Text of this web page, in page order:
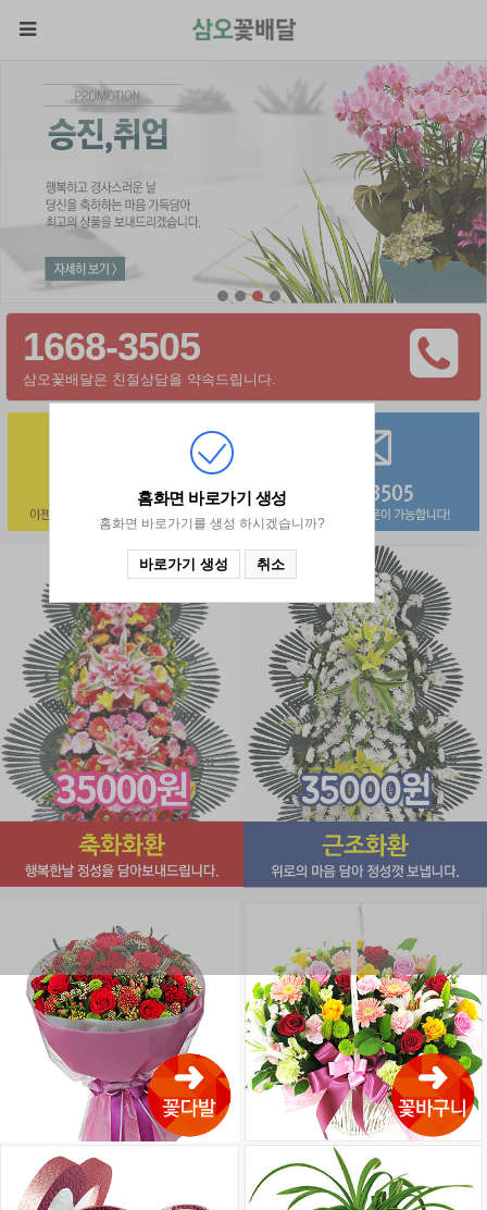
1668-3505
삼오꽃배달은 친절상담을 약속드립니다.
홈화면 바로가기 생성
홈화면 바로가기를 생성 하시겠습니까?
바로가기 생성 취소